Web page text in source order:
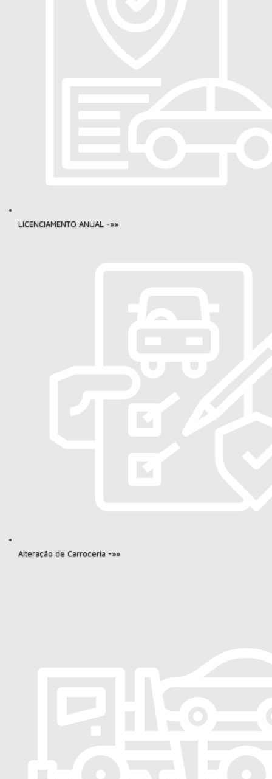
LICENCIAMENTO ANUAL -»»
Alteração de Carroceria -»»